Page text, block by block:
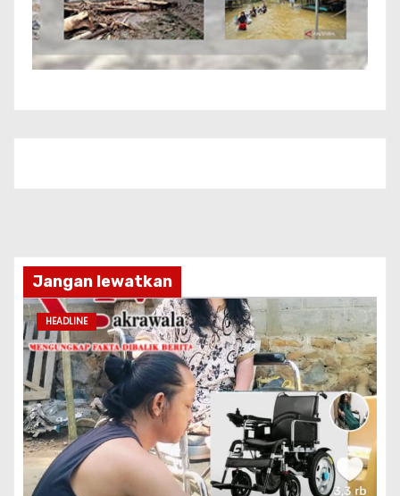
Jangan lewatkan
HEADLINE